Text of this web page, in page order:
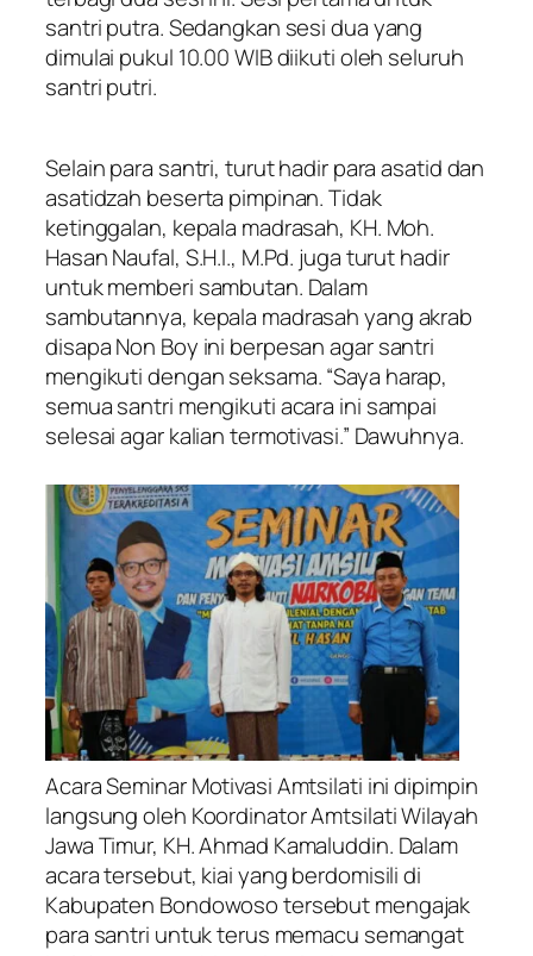
santri putra. Sedangkan sesi dua yang
dimulai pukul 10.00 WIB diikuti oleh seluruh
santri putri.
Selain para santri, turut hadir para asatid dan
asatidzah beserta pimpinan. Tidak
ketinggalan, kepala madrasah, KH. Moh.
Hasan Naufal, S.H.I., M.Pd. juga turut hadir
untuk memberi sambutan. Dalam
sambutannya, kepala madrasah yang akrab
disapa Non Boy ini berpesan agar santri
mengikuti dengan seksama. “Saya harap,
semua santri mengikuti acara ini sampai
selesai agar kalian termotivasi.” Dawuhnya.
Acara Seminar Motivasi Amtsilati ini dipimpin
langsung oleh Koordinator Amtsilati Wilayah
Jawa Timur, KH. Ahmad Kamaluddin. Dalam
acara tersebut, kiai yang berdomisili di
Kabupaten Bondowoso tersebut mengajak
para santri untuk terus memacu semangat